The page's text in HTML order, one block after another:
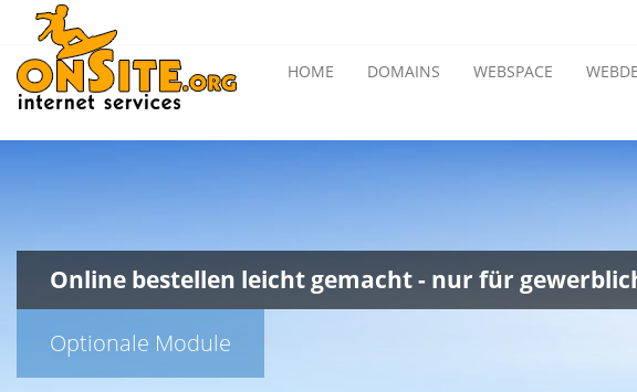
HOME DOMAINS WEBSPACE
Online bestellen leicht gemacht - nur für
Optionale Module